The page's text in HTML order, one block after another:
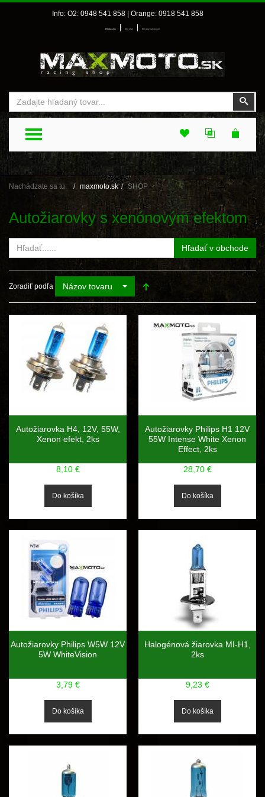
Info: O2: 0948 541 858 | Orange: 0918 541 858
Prihlásenie Môj účet Môj zoznam prianí
TOGGLE MENU
Nachádzate sa tu: maxmoto.sk SHOP
Autožiarovky s xenónovým efektom
Hľadať v obchode
Zoradiť podľa Názov tovaru
Autožiarovka H4, 12V, 55W,
Xenon efekt, 2ks
8,10 €
Autožiarovky Philips H1 12V
55W Intense White Xenon
Effect, 2ks
28,70 €
Autožiarovky Philips W5W 12V
5W WhiteVision
3,79 €
Halogénová žiarovka MI-H1,
2ks
9,23 €